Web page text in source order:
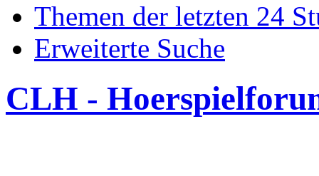
Themen der letzten 24
Erweiterte Suche
CLH -